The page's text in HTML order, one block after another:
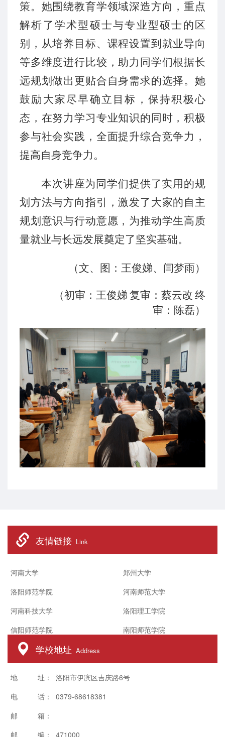
策。她围绕教育学领域深造方向，重点
解析了学术型硕士与专业型硕士的区
别，从培养目标、课程设置到就业导向
等多维度进行比较，助力同学们根据长
远规划做出更贴合自身需求的选择。 她
鼓励大家尽早确立目标，保持积极心
态，在努力学习专业知识的同时，积极
参与社会实践，全面提升综合竞争力 ，
提高自身竞争力 。
本次讲座为同学们提供了实用的规
划 方法与方向指引，激发了大家的自主
规划意识与行动意愿 ， 为推动学生高质
量就业与长远发展奠定了坚实基础。
（文、图：王俊娣、闫梦雨）
（初审：王俊娣 复审：蔡云改 终
审： 陈磊）
友情链接 Link
河南大学
洛阳师范学院
河南科技大学
信阳师范学院
郑州大学
河南师范大学
洛阳理工学院
南阳师范学院
学校地址 Address
地 址： 洛阳市伊滨区吉庆路6号
电 话： 0379-68618381
邮 箱：
邮 编： 471000